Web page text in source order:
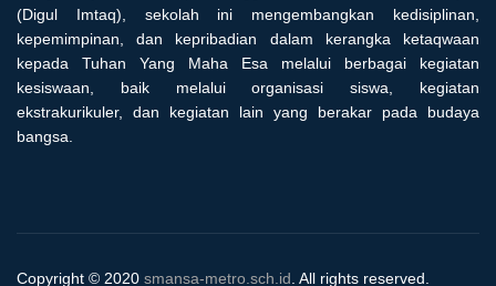
(Digul Imtaq), sekolah ini mengembangkan kedisiplinan,
kepemimpinan, dan kepribadian dalam kerangka ketaqwaan
kepada Tuhan Yang Maha Esa melalui berbagai kegiatan
kesiswaan, baik melalui organisasi siswa, kegiatan
ekstrakurikuler, dan kegiatan lain yang berakar pada budaya
bangsa.
Copyright © 2020 smansa-metro.sch.id . All rights reserved.